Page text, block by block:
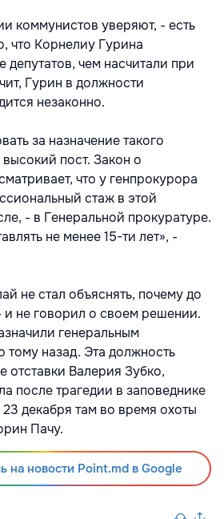
коммунистов уверяют, - есть
что Корнелиу Гурина
чем насчитали при
Гурин в должности
незаконно.
за назначение такого
пост. Закон о
что у генпрокурора
стаж в этой
- в Генеральной прокуратуре.
не менее 15-ти лет», -
не стал объяснять, почему до
и не говорил о своем решении.
генеральным
назад. Эта должность
отставки Валерия Зубко,
после трагедии в заповеднике
декабря там во время охоты
Пачу.
на новости Point.md в Google